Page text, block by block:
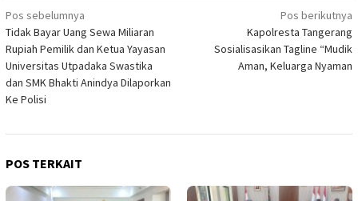
Navigasi
pos
Pos sebelumnya
Tidak Bayar Uang Sewa Miliaran
Rupiah Pemilik dan Ketua Yayasan
Universitas Utpadaka Swastika
dan SMK Bhakti Anindya Dilaporkan
Ke Polisi
Pos berikutnya
Kapolresta Tangerang
Sosialisasikan Tagline “Mudik
Aman, Keluarga Nyaman
POS TERKAIT